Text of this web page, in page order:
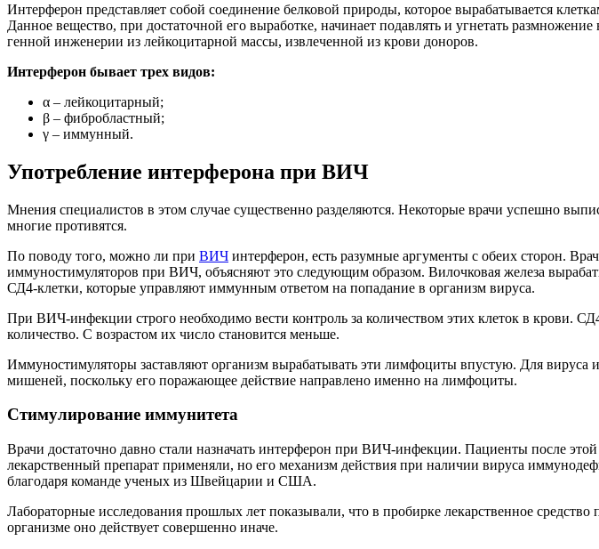
Интерферон представляет собой соединение белковой природы, которое вырабатывается
Данное вещество, при достаточной его выработке, начинает подавлять и угнетать
генной инженерии из лейкоцитарной массы, извлеченной из крови доноров.
Интерферон бывает трех видов:
α – лейкоцитарный;
β – фибробластный;
γ – иммунный.
Употребление интерферона при ВИЧ
Мнения специалистов в этом случае существенно разделяются. Некоторые врачи успешно
многие противятся.
По поводу того, можно ли при ВИЧ интерферон, есть разумные аргументы с обеих сторон.
иммуностимуляторов при ВИЧ, объясняют это следующим образом. Вилочковая железа
СД4-клетки, которые управляют иммунным ответом на попадание в организм вируса.
При ВИЧ-инфекции строго необходимо вести контроль за количеством этих клеток в крови.
количество. С возрастом их число становится меньше.
Иммуностимуляторы заставляют организм вырабатывать эти лимфоциты впустую. Для вируса
мишеней, поскольку его поражающее действие направлено именно на лимфоциты.
Стимулирование иммунитета
Врачи достаточно давно стали назначать интерферон при ВИЧ-инфекции. Пациенты после
лекарственный препарат применяли, но его механизм действия при наличии вируса
благодаря команде ученых из Швейцарии и США.
Лабораторные исследования прошлых лет показывали, что в пробирке лекарственное
организме оно действует совершенно иначе.